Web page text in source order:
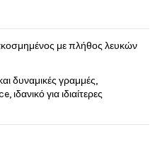
με πλήθος λευκών
δυναμικές γραμμές,
για ιδιαίτερες